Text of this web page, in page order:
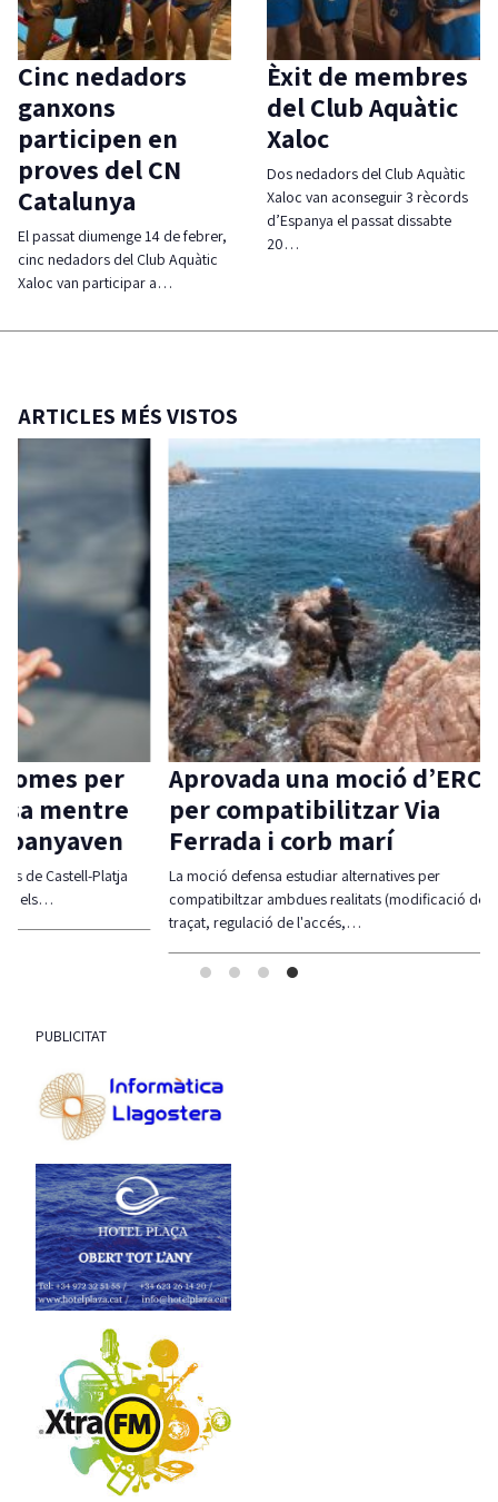
Cinc nedadors
ganxons
participen en
proves del CN
Catalunya
El passat diumenge 14 de febrer,
cinc nedadors del Club Aquàtic
Xaloc van participar a…
Èxit de membres
del Club Aquàtic
Xaloc
Dos nedadors del Club Aquàtic
Xaloc van aconseguir 3 rècords
d’Espanya el passat dissabte
20…
ARTICLES MÉS VISTOS
La
local
Guíxols
Taula
Platja
Aprovada una moció d’ERC
per compatibilitzar Via
Ferrada i corb marí
La moció defensa estudiar alternatives per
compatibiltzar ambdues realitats (modificació del
traçat, regulació de l'accés,…
PUBLICITAT